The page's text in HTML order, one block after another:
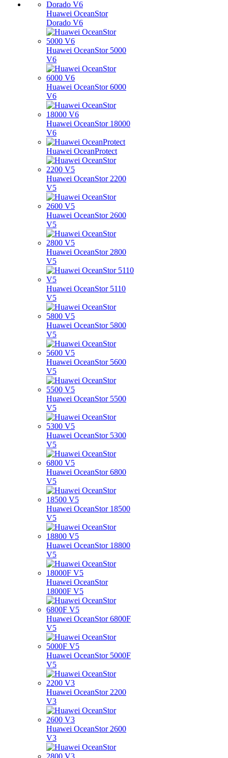
Huawei OceanStor
Dorado V6
Huawei OceanStor 5000
V6
Huawei OceanStor 6000
V6
Huawei OceanStor 18000
V6
Huawei OceanProtect
Huawei OceanStor 2200
V5
Huawei OceanStor 2600
V5
Huawei OceanStor 2800
V5
Huawei OceanStor 5110
V5
Huawei OceanStor 5800
V5
Huawei OceanStor 5600
V5
Huawei OceanStor 5500
V5
Huawei OceanStor 5300
V5
Huawei OceanStor 6800
V5
Huawei OceanStor 18500
V5
Huawei OceanStor 18800
V5
Huawei OceanStor
18000F V5
Huawei OceanStor 6800F
V5
Huawei OceanStor 5000F
V5
Huawei OceanStor 2200
V3
Huawei OceanStor 2600
V3